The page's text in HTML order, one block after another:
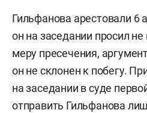
Гильфанова арестовали 6
он на заседании просил
меру пресечения,
он не склонен к побегу.
на заседании в суде
отправить Гильфанова